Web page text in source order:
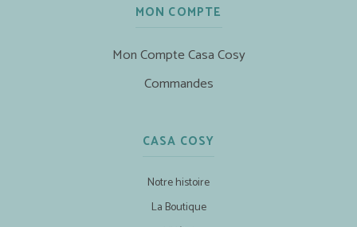
MON COMPTE
Mon Compte Casa Cosy
Commandes
CASA COSY
Notre histoire
La Boutique